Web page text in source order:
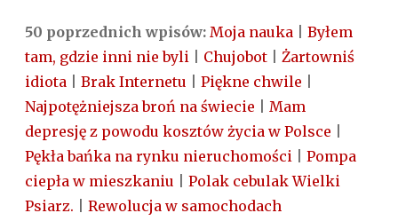
50 poprzednich wpisów: Moja nauka
Byłem
tam, gdzie inni nie byli
Chujobot
Żartowniś
idiota
Brak Internetu Piękne chwile
Najpotężniejsza broń na świecie
Mam
depresję z powodu kosztów życia w Polsce
Pękła bańka na rynku nieruchomości
Pompa
ciepła w mieszkaniu
Polak cebulak Wielki
Psiarz.
Rewolucja w samochodach